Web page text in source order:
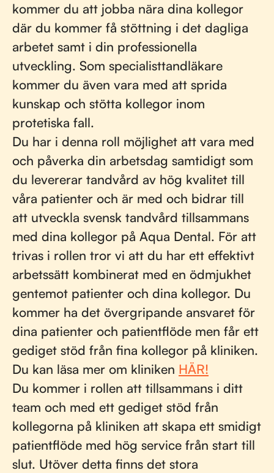
kommer du att jobba nära dina kollegor
där du kommer få stöttning i det dagliga
arbetet samt i din professionella
utveckling. Som specialisttandläkare
kommer du även vara med att sprida
kunskap och stötta kollegor inom
protetiska fall.
Du har i denna roll möjlighet att vara med
och påverka din arbetsdag samtidigt som
du levererar tandvård av hög kvalitet till
våra patienter och är med och bidrar till
att utveckla svensk tandvård tillsammans
med dina kollegor på Aqua Dental. För att
trivas i rollen tror vi att du har ett effektivt
arbetssätt kombinerat med en ödmjukhet
gentemot patienter och dina kollegor. Du
kommer ha det övergripande ansvaret för
dina patienter och patientflöde men får ett
gediget stöd från fina kollegor på kliniken.
Du kan läsa mer om kliniken HÄR!
Du kommer i rollen att tillsammans i ditt
team och med ett gediget stöd från
kollegorna på kliniken att skapa ett smidigt
patientflöde med hög service från start till
slut. Utöver detta finns det stora